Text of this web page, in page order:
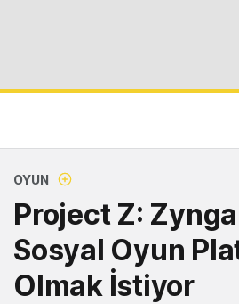
OYUN
Project Z: Zynga
Sosyal Oyun
Olmak İstiyor